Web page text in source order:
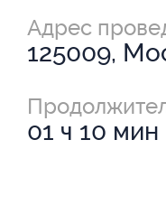
Адрес
125009,
01 ч 10 мин